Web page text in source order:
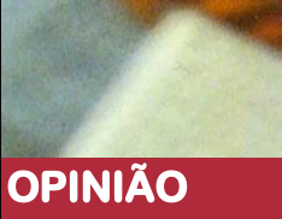
OPINIÃO